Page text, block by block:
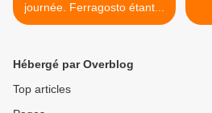
journée. Ferragosto étant...
Hébergé par Overblog
Top articles